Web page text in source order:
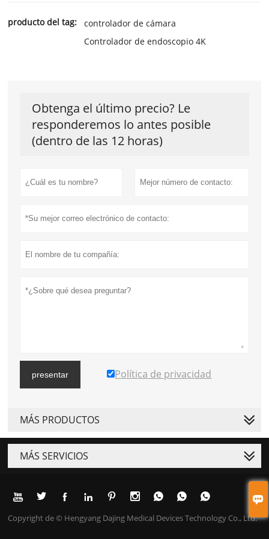

producto del tag:
controlador de cámara
Controlador de endoscopio 4K
Obtenga el último precio? Le
responderemos lo antes posible
(dentro de las 12 horas)
presentar Política de privacidad
MÁS PRODUCTOS
MÁS SERVICIOS
        
Copyright de © Hengyang Dajing Medical Devices Technology Co., Ltd.